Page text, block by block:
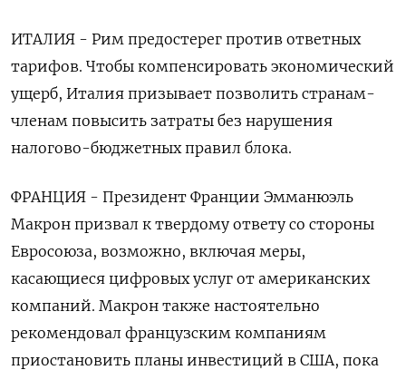
ИТАЛИЯ - Рим предостерег против ответных
тарифов. Чтобы компенсировать экономический
ущерб, Италия призывает позволить странам-
членам повысить затраты без нарушения
налогово-бюджетных правил блока.
ФРАНЦИЯ - Президент Франции Эмманюэль
Макрон призвал к твердому ответу со стороны
Евросоюза, возможно, включая меры,
касающиеся цифровых услуг от американских
компаний. Макрон также настоятельно
рекомендовал французским компаниям
приостановить планы инвестиций в США, пока